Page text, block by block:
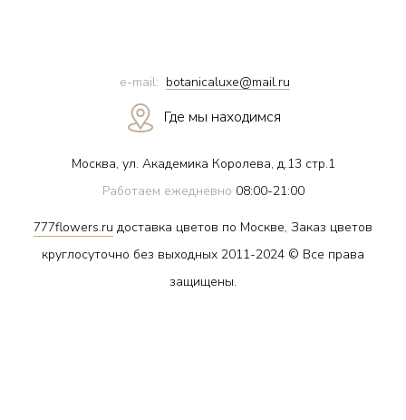
e-mail: botanicaluxe@mail.ru
Где мы находимся
Москва, ул. Академика Королева, д.13 стр.1
Работаем ежедневно 08:00-21:00
777flowers.ru доставка цветов по Москве, Заказ цветов
круглосуточно без выходных 2011-2024 © Все права
защищены.